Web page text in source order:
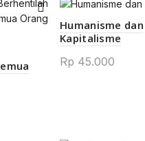
Humanisme dan
Kapitalisme
Rp 45.000